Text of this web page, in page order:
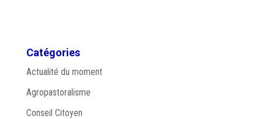
Catégories
Actualité du moment
Agropastoralisme
Conseil Citoyen